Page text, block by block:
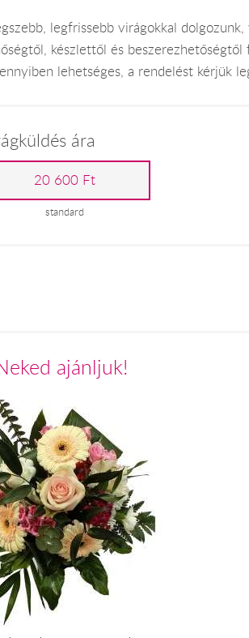
legfrissebb virágokkal
készlettől és
lehetséges, a rendelést kérjük
ára
20 600 Ft
standard
ajánljuk!